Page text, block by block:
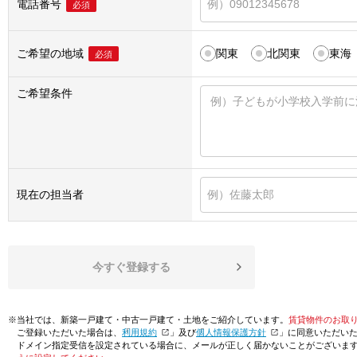
電話番号 必須
ご希望の地域 必須 関東 北関東 東海
ご希望条件
現在の担当者
今すぐ登録する
※当社では、新築一戸建て・中古一戸建て・土地をご紹介しています。 賃貸物件のお取
ご登録いただいた場合は、「利用規約 」及び「個人情報保護方針
」に同意いただい
ドメイン指定受信を設定されている場合に、メールが正しく届かないことがございま